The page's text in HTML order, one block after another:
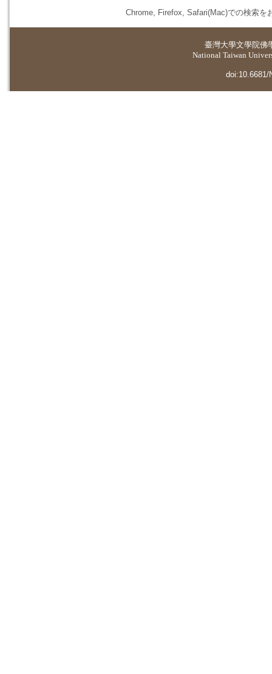
Chrome, Firefox, Safari(Mac)での検索を
臺灣大學文學院佛
National Taiwan
doi:10.6681/